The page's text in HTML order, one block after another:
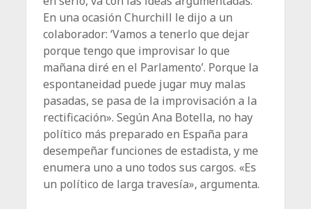
En una ocasión Churchill le dijo a un
colaborador: ‘Vamos a tenerlo que dejar
porque tengo que improvisar lo que
mañana diré en el Parlamento’. Porque la
espontaneidad puede jugar muy malas
pasadas, se pasa de la improvisación a la
rectificación». Según Ana Botella, no hay
político más preparado en España para
desempeñar funciones de estadista, y me
enumera uno a uno todos sus cargos. «Es
un político de larga travesía», argumenta.